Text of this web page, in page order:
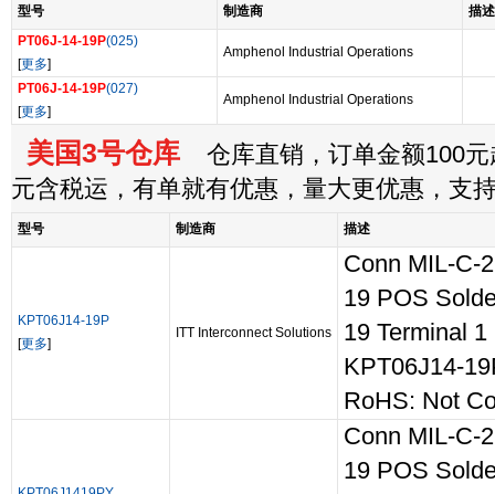
型号 制造商
描述
PT06J-14-19P(025)
[更多]
Amphenol Industrial Operations
PT06J-14-19P(027)
[更多]
Amphenol Industrial Operations
美国3号仓库 仓库直销，订单金额100元
元含税运，有单就有优惠，量大更优惠，支
型号 制造商 描述
KPT06J14-19P
[更多]
ITT Interconnect Solutions
Conn MIL-C-
19 POS
19 Terminal
KPT06J14-
RoHS: Not
Conn MIL-C-
19 POS